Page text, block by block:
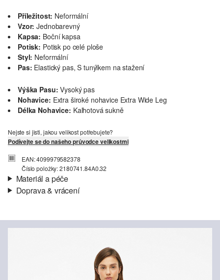
Příležitost: Neformální
Vzor: Jednobarevný
Kapsa: Boční kapsa
Potisk: Potisk po celé ploše
Styl: Neformální
Pas: Elastický pas, S tunýlkem na stažení
Výška Pasu: Vysoký pas
Nohavice: Extra široké nohavice Extra Wide Leg
Délka Nohavice: Kalhotová sukně
Nejste si jisti, jakou velikost potřebujete?
Podívejte se do našeho průvodce velikostmi
EAN: 4099979582378
Číslo položky: 2180741.84A0.32
Materiál a péče
Materiál: Směs s viskózou
Doprava & vrácení
Vaše objednávka bude odeslána do 4-8 pracovních dnů
standardní doručení jsou 119,00 Kč .